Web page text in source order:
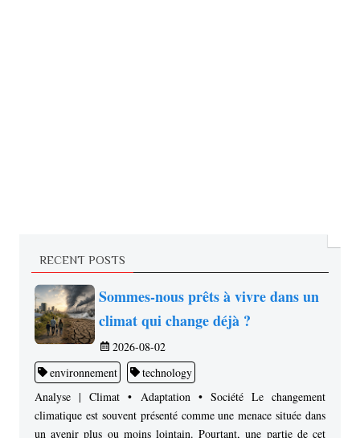
RECENT POSTS
Sommes-nous prêts à vivre dans un
climat qui change déjà ?
2026-08-02
environnement
technology
Analyse | Climat • Adaptation • Société Le changement
climatique est souvent présenté comme une menace située dans
un avenir plus ou moins lointain. Pourtant, une partie de cet